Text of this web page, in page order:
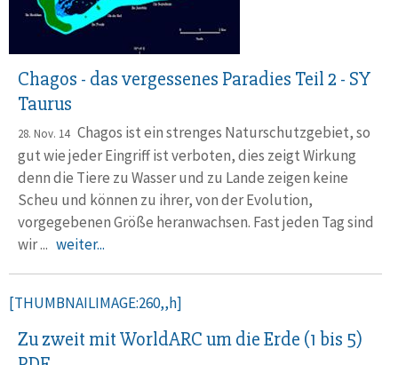
Chagos - das vergessenes Paradies Teil 2 - SY
Taurus
28. Nov. 14Chagos ist ein strenges Naturschutzgebiet, so
gut wie jeder Eingriff ist verboten, dies zeigt Wirkung
denn die Tiere zu Wasser und zu Lande zeigen keine
Scheu und können zu ihrer, von der Evolution,
vorgegebenen Größe heranwachsen. Fast jeden Tag sind
wir ... weiter...
[THUMBNAILIMAGE:260,,h]
Zu zweit mit WorldARC um die Erde (1 bis 5)